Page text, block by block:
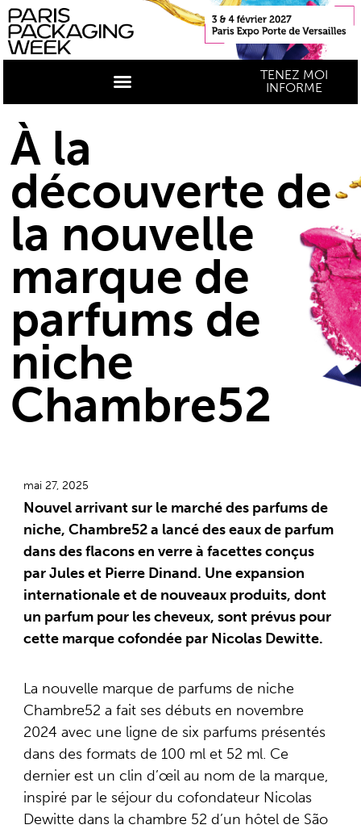
TENEZ MOI
INFORME
À la
découverte de
la nouvelle
marque de
parfums de
niche
Chambre52
mai 27, 2025
Nouvel arrivant sur le marché des parfums de
niche, Chambre52 a lancé des eaux de parfum
dans des flacons en verre à facettes conçus
par Jules et Pierre Dinand. Une expansion
internationale et de nouveaux produits, dont
un parfum pour les cheveux, sont prévus pour
cette marque cofondée par Nicolas Dewitte.
La nouvelle marque de parfums de niche
Chambre52 a fait ses débuts en novembre
2024 avec une ligne de six parfums présentés
dans des formats de 100 ml et 52 ml. Ce
dernier est un clin d’œil au nom de la marque,
inspiré par le séjour du cofondateur Nicolas
Dewitte dans la chambre 52 d’un hôtel de São